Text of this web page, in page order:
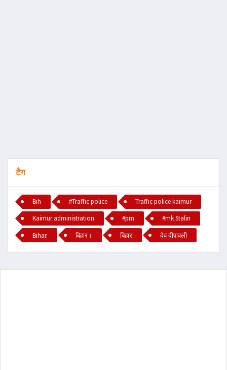
टैग
Bih #Traffic police
Traffic police kaimur
Kaimur administration
#pm
#mk Stalin
Bihar.
बिहार। बिहार देव दीपावली